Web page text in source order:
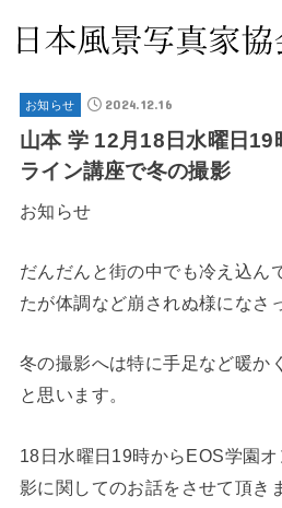
お知らせ 2024.12.16
山本 学 12月18日水曜日19
ライン講座で冬の撮影
お知らせ
だんだんと街の中でも冷え込ん
たが体調など崩されぬ様になさ
冬の撮影へは特に手足など暖か
と思います。
18日水曜日19時からEOS学園
影に関してのお話をさせて頂き